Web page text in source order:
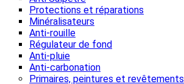
Protections et réparations
Minéralisateurs
Anti-rouille
Régulateur de fond
Anti-pluie
Anti-carbonation
Primaires, peintures et revêtements